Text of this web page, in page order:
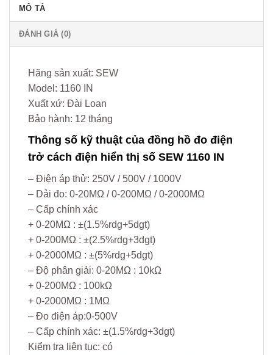
MÔ TẢ
ĐÁNH GIÁ (0)
Hãng sản xuất: SEW
Model: 1160 IN
Xuất xứ: Đài Loan
Bảo hành: 12 tháng
Thông số kỹ thuật của đồng hồ đo điện
trở cách điện hiển thị số SEW 1160 IN
– Điện áp thử: 250V / 500V / 1000V
– Dải đo: 0-20MΩ / 0-200MΩ / 0-2000MΩ
– Cấp chính xác
+ 0-20MΩ : ±(1.5%rdg+5dgt)
+ 0-200MΩ : ±(2.5%rdg+3dgt)
+ 0-2000MΩ : ±(5%rdg+5dgt)
– Độ phân giải: 0-20MΩ : 10kΩ
+ 0-200MΩ : 100kΩ
+ 0-2000MΩ : 1MΩ
– Đo điện áp:0-500V
– Cấp chính xác: ±(1.5%rdg+3dgt)
Kiểm tra liên tục: có